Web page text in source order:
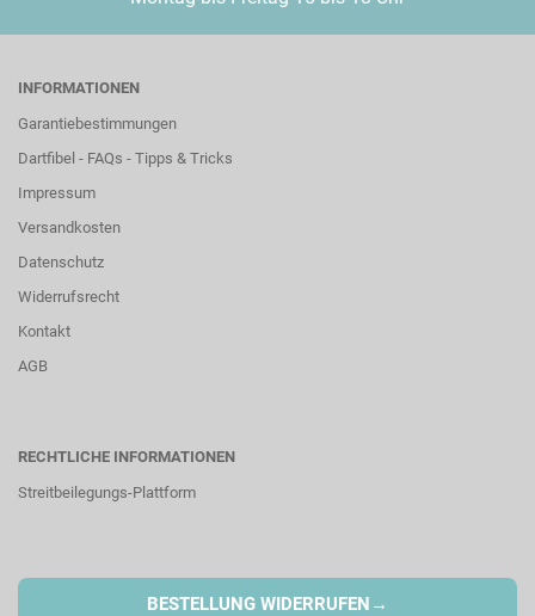
INFORMATIONEN
Garantiebestimmungen
Dartfibel - FAQs - Tipps & Tricks
Impressum
Versandkosten
Datenschutz
Widerrufsrecht
Kontakt
AGB
RECHTLICHE INFORMATIONEN
Streitbeilegungs-Plattform
BESTELLUNG WIDERRUFEN →